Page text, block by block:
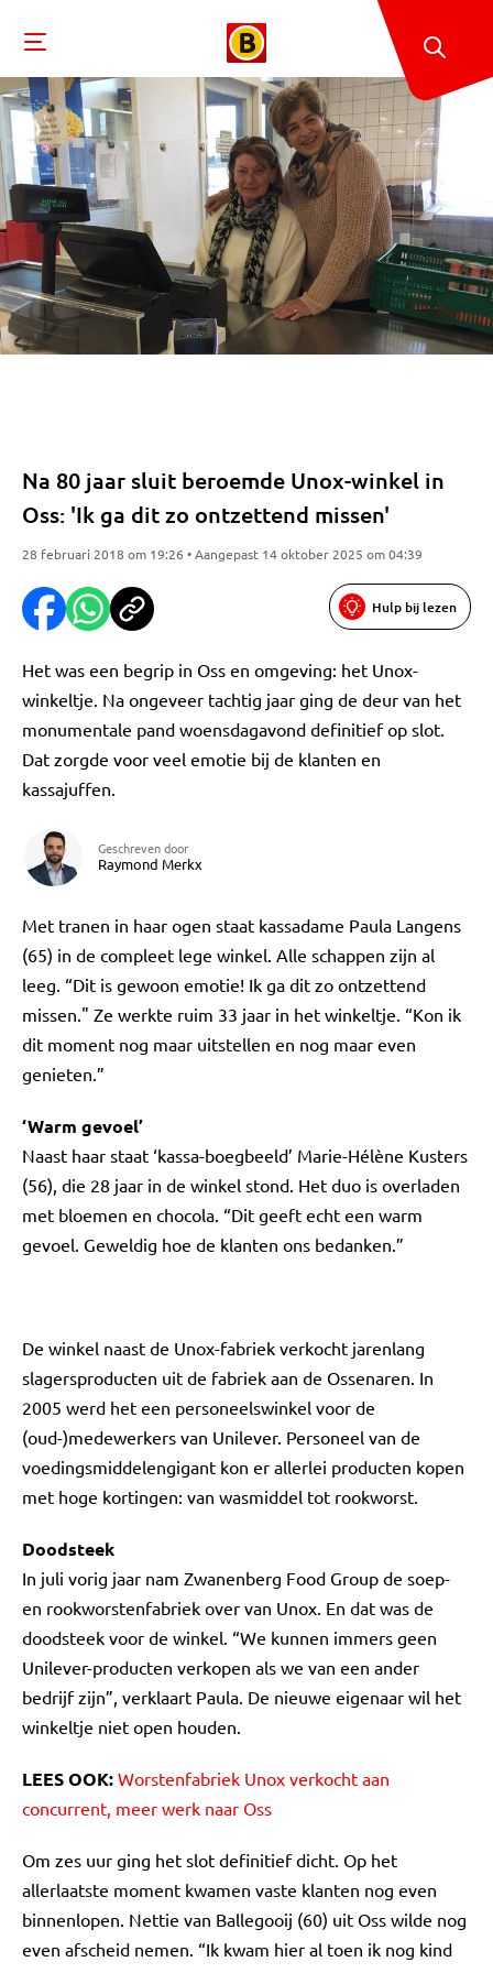
Na 80 jaar sluit beroemde Unox-winkel in
Oss: 'Ik ga dit zo ontzettend missen'
28 februari 2018 om 19:26 • Aangepast 14 oktober 2025 om 04:39
Hulp bij lezen
Het was een begrip in Oss en omgeving: het Unox-
winkeltje. Na ongeveer tachtig jaar ging de deur van het
monumentale pand woensdagavond definitief op slot.
Dat zorgde voor veel emotie bij de klanten en
kassajuffen.
Geschreven door
Raymond Merkx
Met tranen in haar ogen staat kassadame Paula Langens
(65) in de compleet lege winkel. Alle schappen zijn al
leeg. “Dit is gewoon emotie! Ik ga dit zo ontzettend
missen." Ze werkte ruim 33 jaar in het winkeltje. “Kon ik
dit moment nog maar uitstellen en nog maar even
genieten.”
‘Warm gevoel’
Naast haar staat ‘kassa-boegbeeld’ Marie-Hélène Kusters
(56), die 28 jaar in de winkel stond. Het duo is overladen
met bloemen en chocola. “Dit geeft echt een warm
gevoel. Geweldig hoe de klanten ons bedanken.”
De winkel naast de Unox-fabriek verkocht jarenlang
slagersproducten uit de fabriek aan de Ossenaren. In
2005 werd het een personeelswinkel voor de
(oud-)medewerkers van Unilever. Personeel van de
voedingsmiddelengigant kon er allerlei producten kopen
met hoge kortingen: van wasmiddel tot rookworst.
Doodsteek
In juli vorig jaar nam Zwanenberg Food Group de soep-
en rookworstenfabriek over van Unox. En dat was de
doodsteek voor de winkel. “We kunnen immers geen
Unilever-producten verkopen als we van een ander
bedrijf zijn”, verklaart Paula. De nieuwe eigenaar wil het
winkeltje niet open houden.
LEES OOK: Worstenfabriek Unox verkocht aan
concurrent, meer werk naar Oss
Om zes uur ging het slot definitief dicht. Op het
allerlaatste moment kwamen vaste klanten nog even
binnenlopen. Nettie van Ballegooij (60) uit Oss wilde nog
even afscheid nemen. “Ik kwam hier al toen ik nog kind